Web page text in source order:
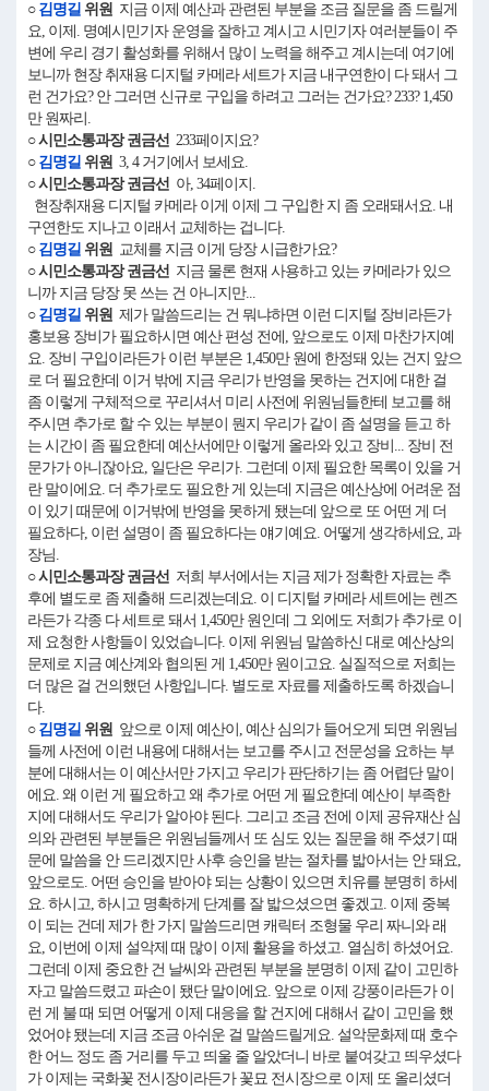
○ 김명길 위원 지금 이제 예산과 관련된 부분을 조금 질문을 좀 드릴게
요, 이제. 명예시민기자 운영을 잘하고 계시고 시민기자 여러분들이 주
변에 우리 경기 활성화를 위해서 많이 노력을 해주고 계시는데 여기에
보니까 현장 취재용 디지털 카메라 세트가 지금 내구연한이 다 돼서 그
런 건가요? 안 그러면 신규로 구입을 하려고 그러는 건가요? 233? 1,450
만 원짜리.
○ 시민소통과장 권금선 233페이지요?
○ 김명길 위원 3, 4 거기에서 보세요.
○ 시민소통과장 권금선 아, 34페이지.
현장취재용 디지털 카메라 이게 이제 그 구입한 지 좀 오래돼서요. 내
구연한도 지나고 이래서 교체하는 겁니다.
○ 김명길 위원 교체를 지금 이게 당장 시급한가요?
○ 시민소통과장 권금선 지금 물론 현재 사용하고 있는 카메라가 있으
니까 지금 당장 못 쓰는 건 아니지만...
○ 김명길 위원 제가 말씀드리는 건 뭐냐하면 이런 디지털 장비라든가
홍보용 장비가 필요하시면 예산 편성 전에, 앞으로도 이제 마찬가지예
요. 장비 구입이라든가 이런 부분은 1,450만 원에 한정돼 있는 건지 앞으
로 더 필요한데 이거 밖에 지금 우리가 반영을 못하는 건지에 대한 걸
좀 이렇게 구체적으로 꾸리셔서 미리 사전에 위원님들한테 보고를 해
주시면 추가로 할 수 있는 부분이 뭔지 우리가 같이 좀 설명을 듣고 하
는 시간이 좀 필요한데 예산서에만 이렇게 올라와 있고 장비... 장비 전
문가가 아니잖아요, 일단은 우리가. 그런데 이제 필요한 목록이 있을 거
란 말이에요. 더 추가로도 필요한 게 있는데 지금은 예산상에 어려운 점
이 있기 때문에 이거밖에 반영을 못하게 됐는데 앞으로 또 어떤 게 더
필요하다, 이런 설명이 좀 필요하다는 얘기예요. 어떻게 생각하세요, 과
장님.
○ 시민소통과장 권금선 저희 부서에서는 지금 제가 정확한 자료는 추
후에 별도로 좀 제출해 드리겠는데요. 이 디지털 카메라 세트에는 렌즈
라든가 각종 다 세트로 돼서 1,450만 원인데 그 외에도 저희가 추가로 이
제 요청한 사항들이 있었습니다. 이제 위원님 말씀하신 대로 예산상의
문제로 지금 예산계와 협의된 게 1,450만 원이고요. 실질적으로 저희는
더 많은 걸 건의했던 사항입니다. 별도로 자료를 제출하도록 하겠습니
다.
○ 김명길 위원 앞으로 이제 예산이, 예산 심의가 들어오게 되면 위원님
들께 사전에 이런 내용에 대해서는 보고를 주시고 전문성을 요하는 부
분에 대해서는 이 예산서만 가지고 우리가 판단하기는 좀 어렵단 말이
에요. 왜 이런 게 필요하고 왜 추가로 어떤 게 필요한데 예산이 부족한
지에 대해서도 우리가 알아야 된다. 그리고 조금 전에 이제 공유재산 심
의와 관련된 부분들은 위원님들께서 또 심도 있는 질문을 해 주셨기 때
문에 말씀을 안 드리겠지만 사후 승인을 받는 절차를 밟아서는 안 돼요,
앞으로도. 어떤 승인을 받아야 되는 상황이 있으면 치유를 분명히 하세
요. 하시고, 하시고 명확하게 단계를 잘 밟으셨으면 좋겠고. 이제 중복
이 되는 건데 제가 한 가지 말씀드리면 캐릭터 조형물 우리 짜니와 래
요, 이번에 이제 설악제 때 많이 이제 활용을 하셨고. 열심히 하셨어요.
그런데 이제 중요한 건 날씨와 관련된 부분을 분명히 이제 같이 고민하
자고 말씀드렸고 파손이 됐단 말이에요. 앞으로 이제 강풍이라든가 이
런 게 불 때 되면 어떻게 이제 대응을 할 건지에 대해서 같이 고민을 했
었어야 됐는데 지금 조금 아쉬운 걸 말씀드릴게요. 설악문화제 때 호수
한 어느 정도 좀 거리를 두고 띄울 줄 알았더니 바로 붙여갖고 띄우셨다
가 이제는 국화꽃 전시장이라든가 꽃묘 전시장으로 이제 또 올리셨더